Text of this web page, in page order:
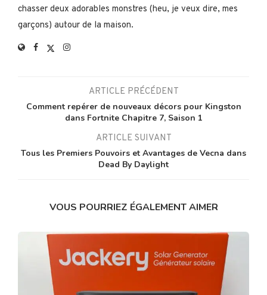
chasser deux adorables monstres (heu, je veux dire, mes
garçons) autour de la maison.
ARTICLE PRÉCÉDENT
Comment repérer de nouveaux décors pour Kingston
dans Fortnite Chapitre 7, Saison 1
ARTICLE SUIVANT
Tous les Premiers Pouvoirs et Avantages de Vecna dans
Dead By Daylight
VOUS POURRIEZ ÉGALEMENT AIMER